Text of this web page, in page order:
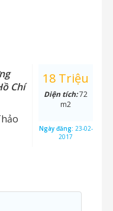
Chí
18 Triệu
Diện tích:72
m2
Ngày đăng: 23-02-
2017